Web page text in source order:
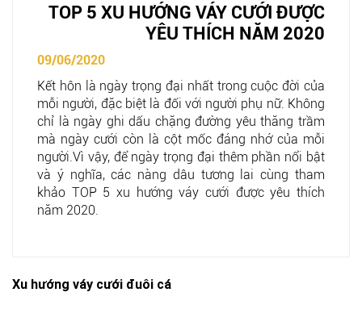
TOP 5 XU HƯỚNG VÁY CƯỚI ĐƯỢC
YÊU THÍCH NĂM 2020
09/06/2020
Kết hôn là ngày trọng đại nhất trong cuộc đời của
mỗi người, đặc biệt là đối với người phụ nữ. Không
chỉ là ngày ghi dấu chặng đường yêu thăng trầm
mà ngày cưới còn là cột mốc đáng nhớ của mỗi
người.Vì vậy, để ngày trọng đại thêm phần nổi bật
và ý nghĩa, các nàng dâu tương lai cùng tham
khảo TOP 5 xu hướng váy cưới được yêu thích
năm 2020.
Xu hướng váy cưới đuôi cá